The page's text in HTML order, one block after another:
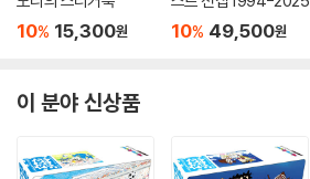
10% 15,300원 10% 49,500원
이 분야 신상품